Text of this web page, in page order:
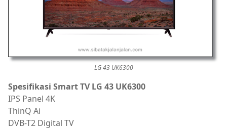
LG 43 UK6300
Spesifikasi Smart TV LG 43 UK6300
IPS Panel 4K
ThinQ Ai
DVB-T2 Digital TV